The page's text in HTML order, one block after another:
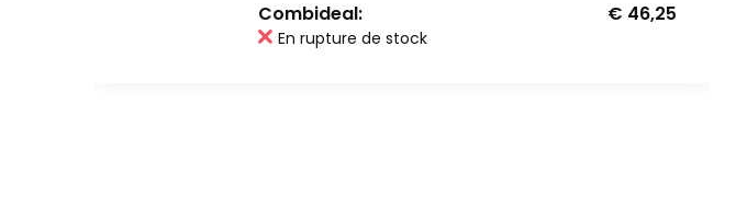
Combideal: € 46,25
En rupture de stock